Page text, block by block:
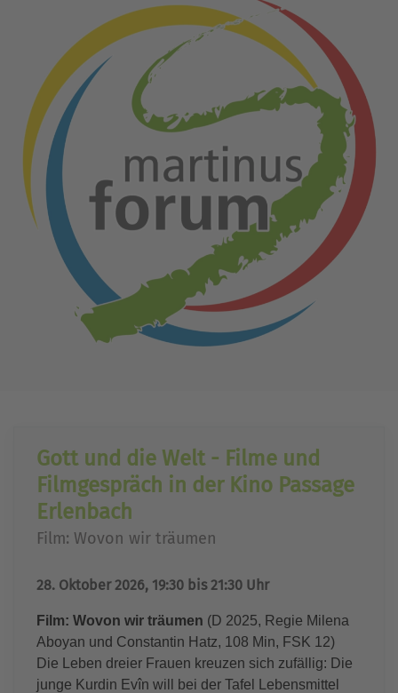
Gott und die Welt - Filme und
Filmgespräch in der Kino Passage
Erlenbach
Film: Wovon wir träumen
28. Oktober 2026, 19:30 bis 21:30 Uhr
Film: Wovon wir träumen (D 2025, Regie Milena
Aboyan und Constantin Hatz, 108 Min, FSK 12)
Die Leben dreier Frauen kreuzen sich zufällig: Die
junge Kurdin Evîn will bei der Tafel Lebensmittel